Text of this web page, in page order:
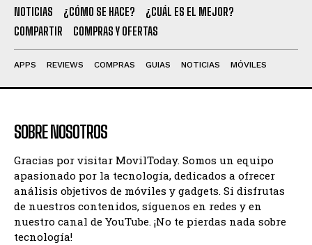
NOTICIAS ¿CÓMO SE HACE?
¿CUÁL ES EL MEJOR?
COMPARTIR
COMPRAS Y OFERTAS
APPS REVIEWS COMPRAS GUIAS NOTICIAS MÓVILES
SOBRE NOSOTROS
Gracias por visitar MovilToday. Somos un equipo
apasionado por la tecnología, dedicados a ofrecer
análisis objetivos de móviles y gadgets. Si disfrutas
de nuestros contenidos, síguenos en redes y en
nuestro canal de YouTube. ¡No te pierdas nada sobre
tecnología!